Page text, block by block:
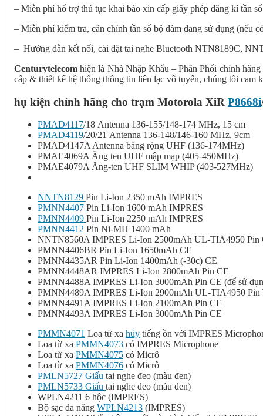
– Miễn phí hổ trợ thủ tục khai báo xin cấp giấy phép đăng kí tần
– Miễn phí kiểm tra, cân chỉnh tần số bộ đàm đang sử dụng (nếu
– Hướng dẫn kết nối, cài đặt tai nghe Bluetooth NTN8189C,
Centurytelecomhiện là Nhà Nhập Khẩu – Phân Phối chính
cấp & thiết kế hệ thống thông tin liên lạc vô tuyến, chúng tôi cam
hụ kiện chính hãng cho trạm Motorola XiR P8668i
PMAD4117/18 Antenna 136-155/148-174 MHz, 15 cm
PMAD4119/20/21 Antenna 136-148/146-160 MHz, 9cm
PMAD4147A Antenna băng rộng UHF (136-174MHz)
PMAE4069A Ăng ten UHF mập mạp (405-450MHz)
PMAE4079A Ăng-ten UHF SLIM WHIP (403-527MHz)
NNTN8129 Pin Li-Ion 2350 mAh IMPRES
PMNN4407 Pin Li-Ion 1600 mAh IMPRES
PMNN4409 Pin Li-Ion 2250 mAh IMPRES
PMNN4412 Pin Ni-MH 1400 mAh
NNTN8560A IMPRES Li-Ion 2500mAh UL-TIA4950 Pin
PMNN4406BR Pin Li-Ion 1650mAh CE
PMNN4435AR Pin Li-Ion 1400mAh (-30c) CE
PMNN4448AR IMPRES Li-Ion 2800mAh Pin CE
PMNN4488A IMPRES Li-Ion 3000mAh Pin CE (để sử
PMNN4489A IMPRES Li-Ion 2900mAh UL-TIA4950
PMNN4491A IMPRES Li-Ion 2100mAh Pin CE
PMNN4493A IMPRES Li-Ion 3000mAh Pin CE
PMMN4071 Loa từ xa hủy tiếng ồn với IMPRES
Loa từ xa PMMN4073 có IMPRES Microphone
Loa từ xa PMMN4075 có Micrô
Loa từ xa PMMN4076 có Micrô
PMLN5727 Giấu tai nghe đeo (màu đen)
PMLN5733 Giấu tai nghe đeo (màu đen)
WPLN4211 6 hộc (IMPRES)
Bộ sạc đa năng WPLN4213 (IMPRES)